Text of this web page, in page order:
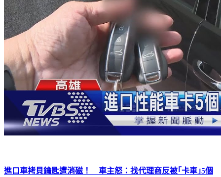
進口車拷貝鑰匙遭消磁！ 車主怒：找代理商反被｢卡車｣5個